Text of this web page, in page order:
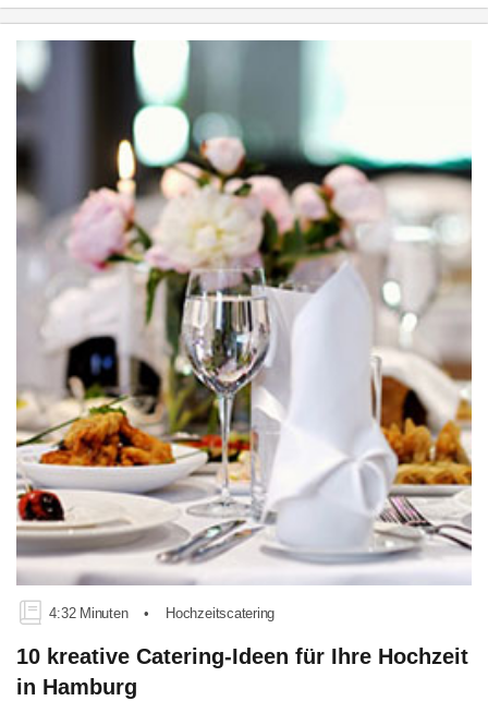
4:32 Minuten • Hochzeitscatering
10 kreative Catering-Ideen für Ihre Hochzeit
in Hamburg